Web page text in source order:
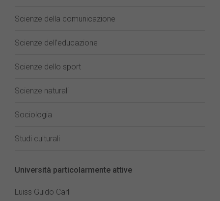
Scienze della comunicazione
Scienze dell’educazione
Scienze dello sport
Scienze naturali
Sociologia
Studi culturali
Università particolarmente attive
Luiss Guido Carli